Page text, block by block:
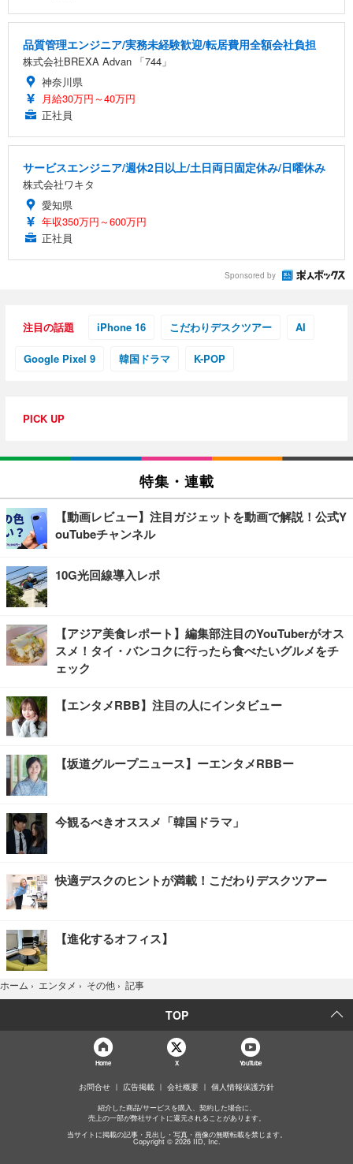
品質管理エンジニア/実務未経験歓迎/転居費用全額会社負担
株式会社BREXA Advan 「744」
神奈川県
月給30万円～40万円
正社員
サービスエンジニア/週休2日以上/土日両日固定休み/日曜休み
株式会社ワキタ
愛知県
年収350万円～600万円
正社員
Sponsored by
注目の話題 iPhone 16 こだわりデスクツアー AI
Google Pixel 9 韓国ドラマ K-POP
PICK UP
特集・連載
【動画レビュー】注目ガジェットを動画で解説！公式Y
ouTubeチャンネル
10G光回線導入レポ
【アジア美食レポート】編集部注目のYouTuberがオス
スメ！タイ・バンコクに行ったら食べたいグルメをチ
ェック
【エンタメRBB】注目の人にインタビュー
【坂道グループニュース】ーエンタメRBBー
今観るべきオススメ「韓国ドラマ」
快適デスクのヒントが満載！こだわりデスクツアー
【進化するオフィス】
ホーム › エンタメ › その他 › 記事
TOP
Home X YouTube
お問合せ 広告掲載 会社概要 個人情報保護方針
紹介した商品/サービスを購入、契約した場合に、
売上の一部が弊社サイトに還元されることがあります。
当サイトに掲載の記事・見出し・写真・画像の無断転載を禁じます。
Copyright © 2026 IID, Inc.